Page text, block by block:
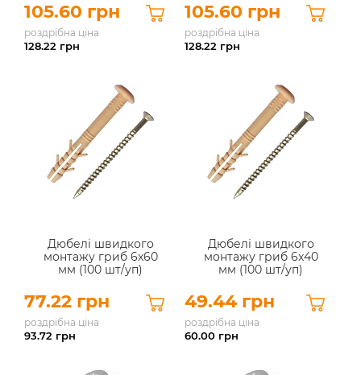
105.60 грн
роздрібна ціна
128.22 грн
105.60 грн
роздрібна ціна
128.22 грн
Дюбелі швидкого
монтажу гриб 6x60
мм (100 шт/уп)
77.22 грн
роздрібна ціна
93.72 грн
Дюбелі швидкого
монтажу гриб 6x40
мм (100 шт/уп)
49.44 грн
роздрібна ціна
60.00 грн